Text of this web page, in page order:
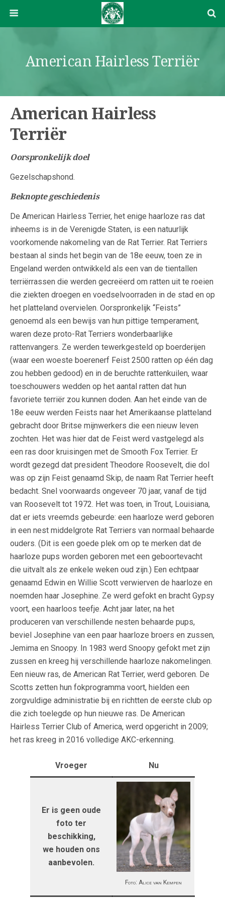
American Hairless Terriër
American Hairless
Terriër
Oorspronkelijk doel
Gezelschapshond.
Beknopte geschiedenis
De American Hairless Terrier, het enige haarloze ras dat
inheems is in de Verenigde Staten, is een natuurlijk
voorkomende nakomeling van de Rat Terrier. Rat Terriers
bestaan al sinds het begin van de 18e eeuw, toen ze in
Engeland werden ontwikkeld als een van de tientallen
terriërrassen die werden gecreëerd om ratten uit te roeien
die ziekten droegen en voedselvoorraden in de stad en op
het platteland overvielen. Oorspronkelijk “Feists”
genoemd als een bewijs van hun pittige temperament,
waren deze proto-Rat Terriers wonderbaarlijke
rattenvangers. Ze werden tewerkgesteld op boerderijen
(waar een woeste boerenerf Feist 2500 ratten op één dag
zou hebben gedood) en in de beruchte rattenkuilen, waar
toeschouwers wedden op het aantal ratten dat hun
favoriete terriër zou kunnen doden. Aan het einde van de
18e eeuw werden Feists naar het Amerikaanse platteland
gebracht door Britse mijnwerkers die een nieuw leven
zochten. Het was hier dat de Feist werd vastgelegd als
een ras door kruisingen met de Smooth Fox Terrier. Er
wordt gezegd dat president Theodore Roosevelt, die dol
was op zijn Feist genaamd Skip, de naam Rat Terrier heeft
bedacht. Snel voorwaards ongeveer 70 jaar, vanaf de tijd
van Roosevelt tot 1972. Het was toen, in Trout, Louisiana,
dat er iets vreemds gebeurde: een haarloze werd geboren
in een nest middelgrote Rat Terriers van normaal behaarde
ouders. (Dit is een goede plek om op te merken dat de
haarloze pups worden geboren met een geboortevacht
die uitvalt als ze enkele weken oud zijn.) Een echtpaar
genaamd Edwin en Willie Scott verwierven de haarloze en
noemden haar Josephine. Ze werd gefokt en bracht Gypsy
voort, een haarloos teefje. Acht jaar later, na het
produceren van verschillende nesten behaarde pups,
beviel Josephine van een paar haarloze broers en zussen,
Jemima en Snoopy. In 1983 werd Snoopy gefokt met zijn
zussen en kreeg hij verschillende haarloze nakomelingen.
Een nieuw ras, de American Rat Terrier, werd geboren. De
Scotts zetten hun fokprogramma voort, hielden een
zorgvuldige administratie bij en richtten de eerste club op
die zich toelegde op hun nieuwe ras. De American
Hairless Terrier Club of America, werd opgericht in 2009;
het ras kreeg in 2016 volledige AKC-erkenning.
Vroeger Nu
Er is geen oude
foto ter
beschikking,
we houden ons
aanbevolen.
Foto: Alice van Kempen